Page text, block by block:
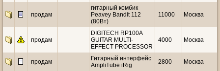
продам
гитарный комбик
Peavey Bandit 112
(80Вт)
11000 Москва
продам
DIGITECH RP100A
GUITAR MULTI-
EFFECT PROCESSOR
4000 Москва
продам
Гитарный интерфейс
AmpliTube iRig
2800 Москва